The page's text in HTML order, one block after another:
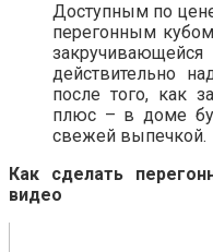
Доступным по
перегонным
действительно
после того, как
плюс – в доме
свежей выпечкой.
Как сделать
видео